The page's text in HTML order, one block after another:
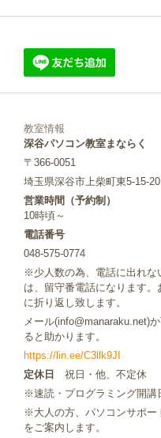
教室情報
深谷パソコン教室まならく
〒366-0051
埼玉県深谷市上柴町東5-15-
営業時間（予約制）
10時頃～
電話番号
048-575-0774
※少人数の為、電話に出れな
は、留守番電話になります
に折り返し致します。
メール(info@manaraku.net)
ると助かります。
https://lin.ee/C3llk9JI
定休日
祝日・他、不定休
※速読・プログラミング開講
※大人の方、パソコンサポー
をご案内します。